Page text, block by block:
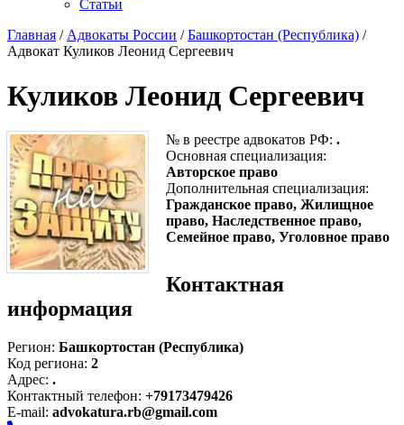
Статьи
Главная / Адвокаты России /Башкортостан (Республика) /
Адвокат Куликов Леонид Сергеевич
Куликов Леонид Сергеевич
№ в реестре адвокатов РФ: .
Основная специализация:
Авторское право
Дополнительная специализация:
Гражданское право, Жилищное
право, Наследственное право,
Семейное право, Уголовное право
Контактная
информация
Регион: Башкортостан (Республика)
Код региона: 2
Адрес: .
Контактный телефон: +79173479426
E-mail: advokatura.rb@gmail.com